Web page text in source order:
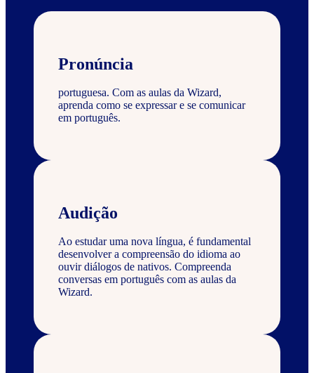
Pronúncia
portuguesa. Com as aulas da Wizard,
aprenda como se expressar e se comunicar
em português.
Audição
Ao estudar uma nova língua, é fundamental
desenvolver a compreensão do idioma ao
ouvir diálogos de nativos. Compreenda
conversas em português com as aulas da
Wizard.